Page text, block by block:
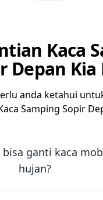
Kaca
Depan Kia
anda ketahui
Samping Sopir
bisa ganti kaca
hujan?